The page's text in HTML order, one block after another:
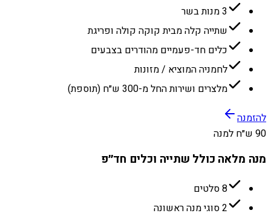
3 מנות בשר
שתייה קלה מבית קוקה קולה ופריגת
כלים חד-פעמיים מהודרים בצבעים
לחמניה המוציא / מזונות
מלצרים ושירות החל מ-300 ש״ח (תוספת)
להזמנה
90 ש״ח למנה
מנה מלאה כולל שתייה וכלים חד״פ
8 סלטים
2 סוגי מנה ראשונה